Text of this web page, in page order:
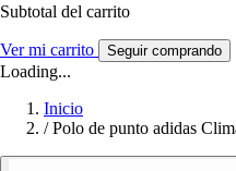
Subtotal del carrito
Ver mi carrito Seguir comprando
Loading...
Inicio
/ Polo de punto adidas